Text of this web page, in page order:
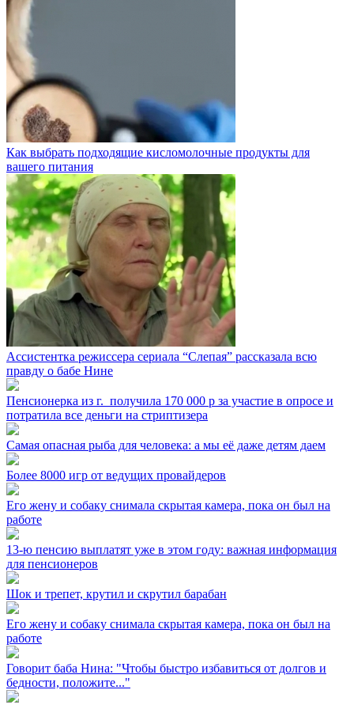
Как выбрать подходящие кисломолочные продукты для
вашего питания
Ассистентка режиссера сериала “Слепая” рассказала всю
правду о бабе Нине
Пенсионерка из г. ⁣ получила 170 000 р за участие в опросе и
потратила все деньги на стриптизера
Самая опасная рыба для человека: а мы её даже детям даем
Более 8000 игр от ведущих провайдеров
Его жену и собаку снимала скрытая камера, пока он был на
работе
13-ю пенсию выплатят уже в этом году: важная информация
для пенсионеров
Шок и трепет, крутил и скрутил барабан
Его жену и собаку снимала скрытая камера, пока он был на
работе
Говорит баба Нина: "Чтобы быстро избавиться от долгов и
бедности, положите..."